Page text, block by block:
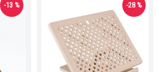
-13 % -28 %